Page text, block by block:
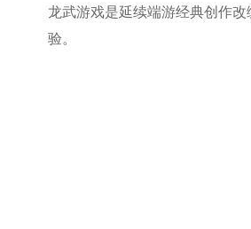
龙武游戏是延续端游经典创作
验。